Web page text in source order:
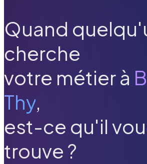
Quand
cherche
votre métier à
Thy,
est-ce qu'il
trouve ?